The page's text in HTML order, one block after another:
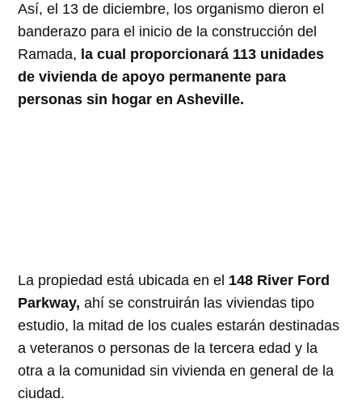
Así, el 13 de diciembre, los organismo dieron el
banderazo para el inicio de la construcción del
Ramada, la cual proporcionará 113 unidades
de vivienda de apoyo permanente para
personas sin hogar en Asheville.
La propiedad está ubicada en el 148 River Ford
Parkway,ahí se construirán las viviendas tipo
estudio, la mitad de los cuales estarán destinadas
a veteranos o personas de la tercera edad y la
otra a la comunidad sin vivienda en general de la
ciudad.